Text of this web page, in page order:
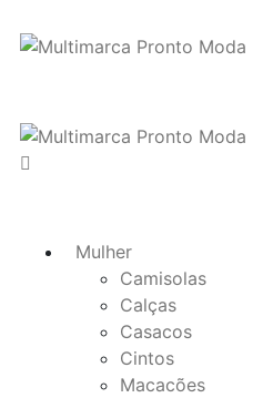
Mulher
Camisolas
Calças
Casacos
Cintos
Macacões